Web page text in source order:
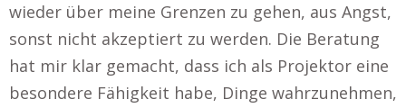
wieder über meine Grenzen zu gehen, aus Angst,
sonst nicht akzeptiert zu werden. Die Beratung
hat mir klar gemacht, dass ich als Projektor eine
besondere Fähigkeit habe, Dinge wahrzunehmen,